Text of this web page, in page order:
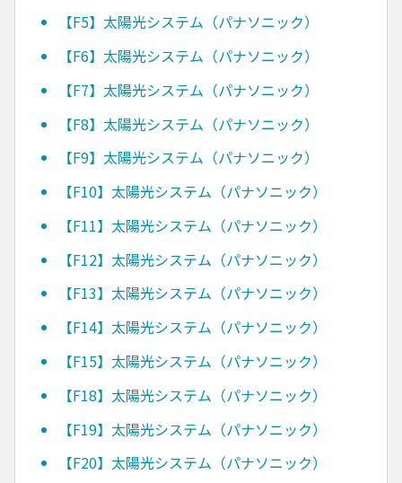
【F5】太陽光システム（パナソニック）
【F6】太陽光システム（パナソニック）
【F7】太陽光システム（パナソニック）
【F8】太陽光システム（パナソニック）
【F9】太陽光システム（パナソニック）
【F10】太陽光システム（パナソニック）
【F11】太陽光システム（パナソニック）
【F12】太陽光システム（パナソニック）
【F13】太陽光システム（パナソニック）
【F14】太陽光システム（パナソニック）
【F15】太陽光システム（パナソニック）
【F18】太陽光システム（パナソニック）
【F19】太陽光システム（パナソニック）
【F20】太陽光システム（パナソニック）